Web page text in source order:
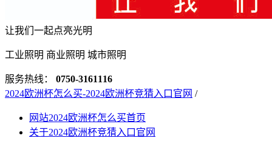
让我们一起点亮光明
工业照明 商业照明 城市照明
服务热线：
0750-3161116
2024欧洲杯怎么买-2024欧洲杯竞猜入口官网 /
网站2024欧洲杯怎么买首页
关于2024欧洲杯竞猜入口官网